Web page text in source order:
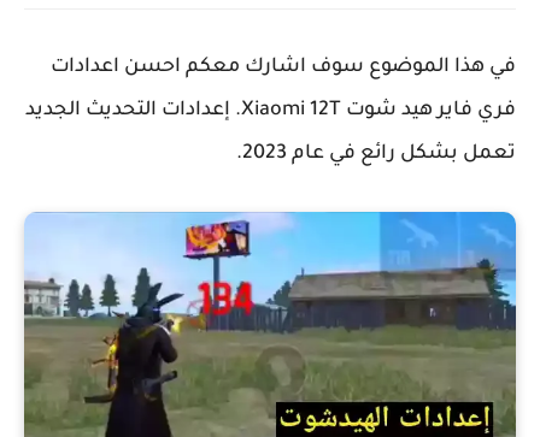
الموضوع سوف اشارك معكم احسن اعدادات
فري فاير هيد شوت Xiaomi 12T. إعدادات التحديث الجديد
بشكل رائع في عام 2023.